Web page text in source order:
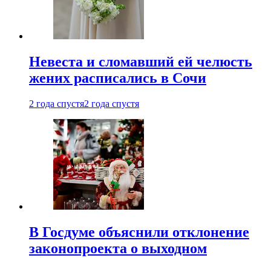
Невеста и сломавший ей челюсть
жених расписались в Сочи
2 года спустя2 года спустя
В Госдуме объяснили отклонение
законопроекта о выходном